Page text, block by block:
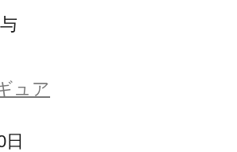
ュア
日